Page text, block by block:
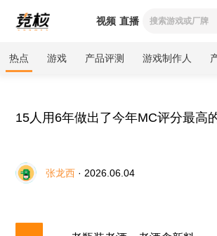
视频 直播
热点 游戏 产品评测 游戏制作人
15人用6年做出了今年MC评分最高
张龙西 · 2026.06.04